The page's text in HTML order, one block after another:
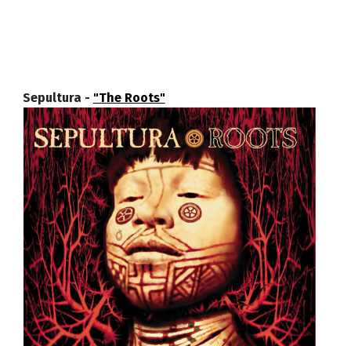
Sepultura - "The Roots"